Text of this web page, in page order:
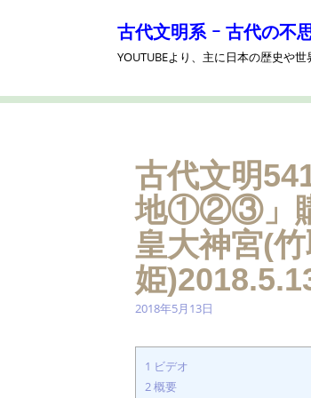
へ
古代文明系 ｰ 古代の不
YOUTUBEより、主に日本の歴史や
古代文明
地①②③」購
皇大神宮(
姫
2018年5月13日
1 ビデオ
2概要